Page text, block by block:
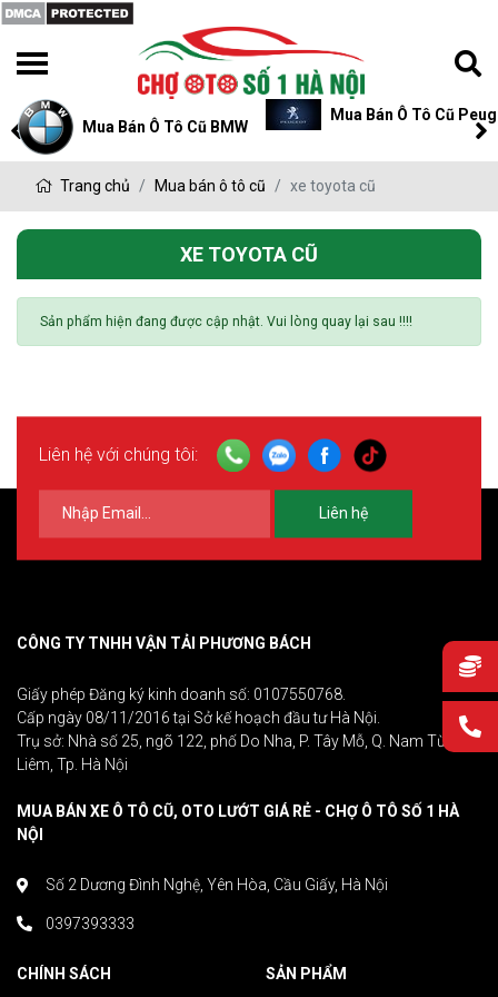
Mua Bán Ô Tô Cũ BMW
Mua Bán Ô Tô Cũ
Trang chủ Mua bán ô tô cũ xe toyota cũ
XE TOYOTA CŨ
Sản phẩm hiện đang được cập nhật. Vui lòng quay lại sau !!!!
Liên hệ với chúng tôi:
Liên hệ
CÔNG TY TNHH VẬN TẢI PHƯƠNG BÁCH
Giấy phép Đăng ký kinh doanh số: 0107550768.
Cấp ngày 08/11/2016 tại Sở kế hoạch đầu tư Hà Nội.
Trụ sở: Nhà số 25, ngõ 122, phố Do Nha, P. Tây Mỗ, Q. Nam Từ
Liêm, Tp. Hà Nội
MUA BÁN XE Ô TÔ CŨ, OTO LƯỚT GIÁ RẺ - CHỢ Ô TÔ SỐ 1 HÀ
NỘI
Số 2 Dương Đình Nghệ, Yên Hòa, Cầu Giấy, Hà Nội
0397393333
CHÍNH SÁCH SẢN PHẨM